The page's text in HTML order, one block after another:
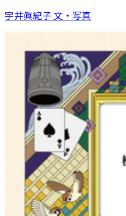
宇井眞紀子 文・写真